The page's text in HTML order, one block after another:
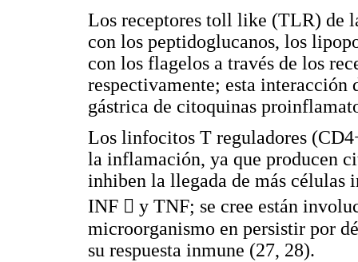
Los receptores toll like (TLR) de
con los peptidoglucanos, los
con los flagelos a través de los
respectivamente; esta interacción
gástrica de citoquinas
Los linfocitos T reguladores
la inflamación, ya que producen
inhiben la llegada de más células
INF  y TNF; se cree están
microorganismo en persistir por
su respuesta inmune (27, 28).